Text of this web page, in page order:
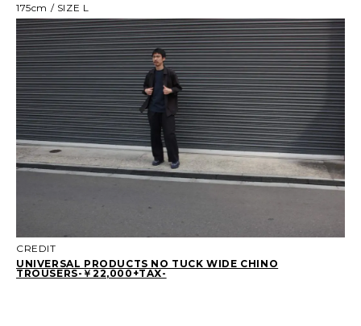
175cm / SIZE L
CREDIT
UNIVERSAL PRODUCTS NO TUCK WIDE CHINO
TROUSERS-￥22,000+TAX-